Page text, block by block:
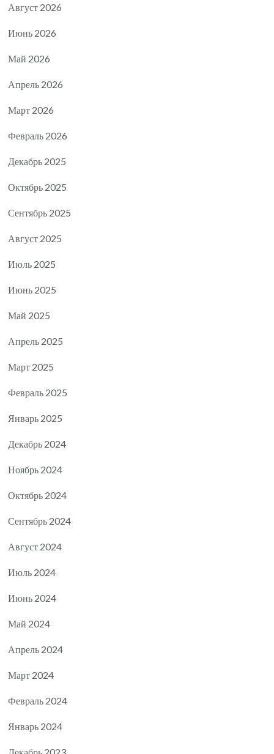
Август 2026
Июнь 2026
Май 2026
Апрель 2026
Март 2026
Февраль 2026
Декабрь 2025
Октябрь 2025
Сентябрь 2025
Август 2025
Июль 2025
Июнь 2025
Май 2025
Апрель 2025
Март 2025
Февраль 2025
Январь 2025
Декабрь 2024
Ноябрь 2024
Октябрь 2024
Сентябрь 2024
Август 2024
Июль 2024
Июнь 2024
Май 2024
Апрель 2024
Март 2024
Февраль 2024
Январь 2024
Декабрь 2023